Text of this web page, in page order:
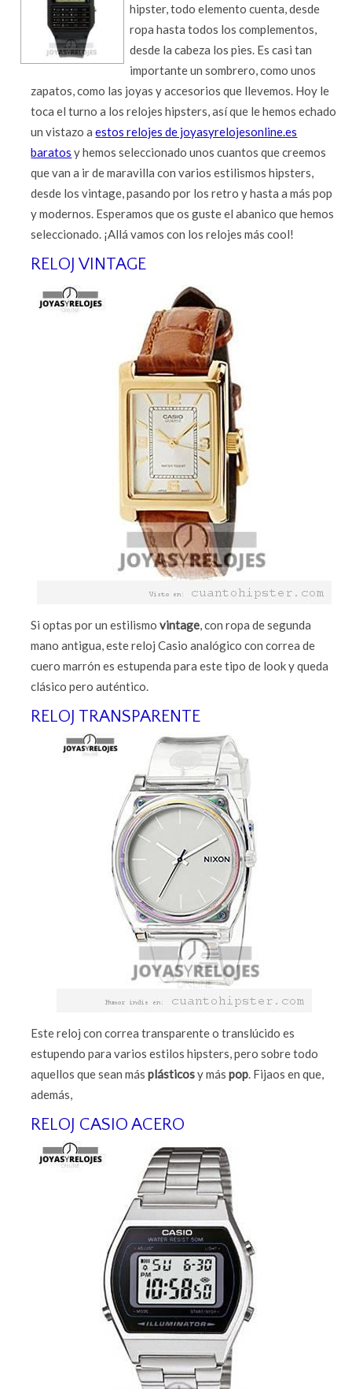
hipster, todo elemento cuenta, desde
ropa hasta todos los complementos,
desde la cabeza los pies. Es casi tan
importante un sombrero, como unos
zapatos, como las joyas y accesorios que llevemos. Hoy le
toca el turno a los relojes hipsters, así que le hemos echado
un vistazo aestos relojes de joyasyrelojesonline.es
baratos y hemos seleccionado unos cuantos que creemos
que van a ir de maravilla con varios estilismos hipsters,
desde los vintage, pasando por los retro y hasta a más pop
y modernos. Esperamos que os guste el abanico que hemos
seleccionado. ¡Allá vamos con los relojes más cool!
RELOJ VINTAGE
Si optas por un estilismovintage, con ropa de segunda
mano antigua, este reloj Casio analógico con correa de
cuero marrón es estupenda para este tipo de look y queda
clásico pero auténtico.
RELOJ TRANSPARENTE
Este reloj con correa transparente o translúcido es
estupendo para varios estilos hipsters, pero sobre todo
aquellos que sean másplásticosy máspop. Fijaos en que,
además,
RELOJ CASIO ACERO